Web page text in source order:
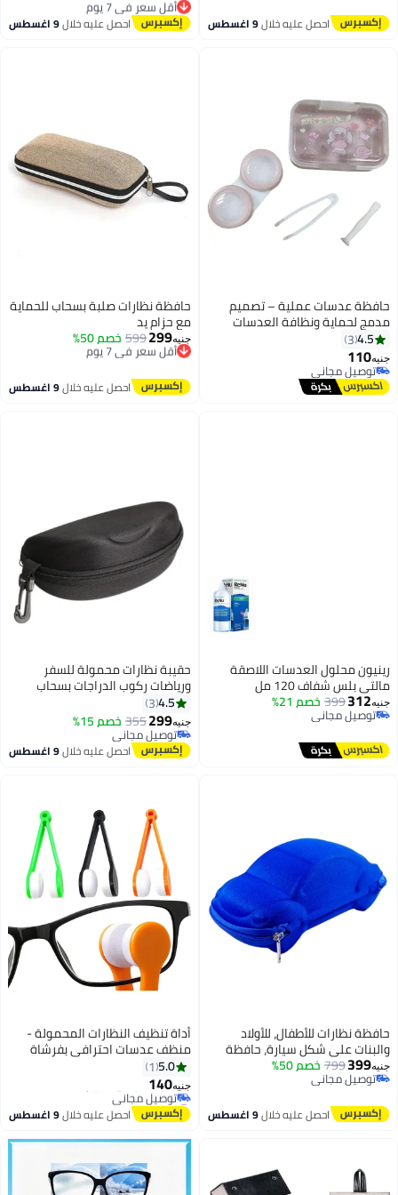
توصيل مجاني
احصل عليه خلال9 اغسطس
واللابتوب – مقاومة للخدوش وخالية
من الخطوط، عبوة محمولة مثالية
للسفر وتنظيف الشاشة
توصيل مجاني
أقل سعر في 7 يوماحصل عليه خلال9 اغسطس
حافظة عدسات عملية – تصميم
مدمج لحماية ونظافة العدسات
4.5
3
جنيه110
توصيل مجاني
توصيل مجاني
حافظة نظارات صلبة بسحاب للحماية
مع حزام يد
جنيه299
599 خصم 50%أقل سعر في 7 يوم
توصيل مجاني
أقل سعر في 7 يوم
احصل عليه خلال9 اغسطس
رينيون محلول العدسات اللاصقة
مالتي بلس شفاف 120 مل
جنيه312
399 خصم 21%
توصيل مجاني
توصيل مجاني
حقيبة نظارات محمولة للسفر
ورياضات ركوب الدراجات بسحاب
للجنسين، نظارات، صندوق تخزين
النظارات الشمسية
4.5
3
جنيه299
355 خصم 15%
توصيل مجاني
توصيل مجانياحصل عليه خلال9 اغسطس
حافظة نظارات للأطفال، للأولاد
والبنات على شكل سيارة، حافظة
نظارات خفيفة الوزن، حافظة نظارات
محمولة بسحاب عتيقة،
جنيه399
799 خصم 50%
توصيل مجاني
توصيل مجاني
احصل عليه خلال9 اغسطس
أداة تنظيف النظارات المحمولة -
منظف عدسات احترافي بفرشاة
شعيرات ناعمة ضد الخدش وقماش
ميكروفايبر لتلميع الزجاج - مزودة
بمشبك (Clip) للتعليق وسهولة
الحمل - طقم عناية متكامل
للنظارات الشمسية والطبية
والعدسات الحساسة متوفر بألوان
متنوعة- ( 3 قطع)
5.0
1
جنيه140
#4 في مجموعة تنظيف العدسات
أقل سعر في 7 يوم
توصيل مجاني
#4 في مجموعة تنظيف العدسات
احصل عليه خلال9 اغسطس